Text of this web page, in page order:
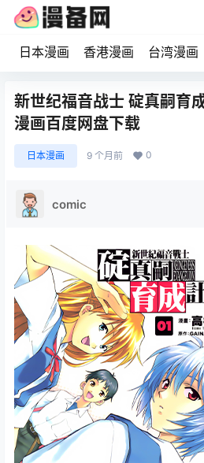
日本漫画 香港漫画 台湾漫画
新世纪福音战士 碇真嗣育
漫画百度网盘下载
日本漫画 9 个月前 0
comic